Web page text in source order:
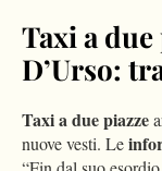
Taxi a
D’Urso:
Taxi a due piazze
nuove vesti. Le